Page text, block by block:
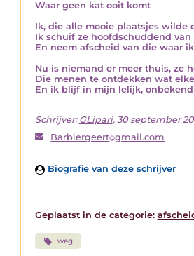
Waar geen kat ooit komt
Ik, die alle mooie plaatsjes wilde
Ik schuif ze hoofdschuddend van
En neem afscheid van die waar
Nu is niemand er meer thuis, ze
Die menen te ontdekken wat
En ik blijf in mijn lelijk, onbekend
Schrijver: GLipari, 30 september
Barbiergeert gmail.com
Biografie van deze schrijver
Geplaatst in de categorie:
weg